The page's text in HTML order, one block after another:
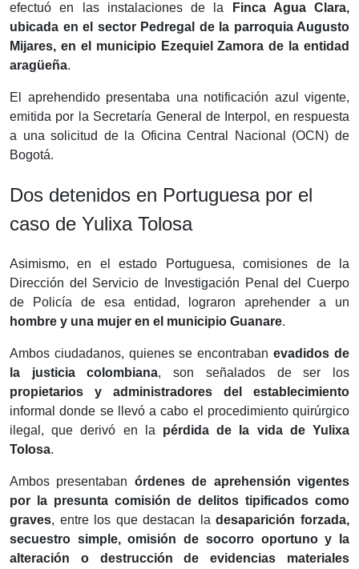
efectuó en las instalaciones de la
Finca Agua Clara,
ubicada en el sector Pedregal de la parroquia Augusto
Mijares, en el municipio Ezequiel Zamora de la entidad
aragüeña.
El aprehendido presentaba una notificación azul vigente,
emitida por la Secretaría General de Interpol, en respuesta
a una solicitud de la Oficina Central Nacional (OCN) de
Bogotá.
Dos detenidos en Portuguesa por el
caso de Yulixa Tolosa
Asimismo, en el estado Portuguesa, comisiones de la
Dirección del Servicio de Investigación Penal del Cuerpo
de Policía de esa entidad, lograron aprehender a un
hombre y una mujer en el municipio Guanare.
Ambos ciudadanos, quienes se encontrabanevadidos de
la justicia colombiana, son señalados de ser los
propietarios y administradores del establecimiento
informal donde se llevó a cabo el procedimiento quirúrgico
ilegal, que derivó en la pérdida de la vida de Yulixa
Tolosa.
Ambos presentaban órdenes de aprehensión vigentes
por la presunta comisión de delitos tipificados como
graves, entre los que destacan ladesaparición forzada,
secuestro simple, omisión de socorro oportuno y la
alteración o destrucción de evidencias materiales